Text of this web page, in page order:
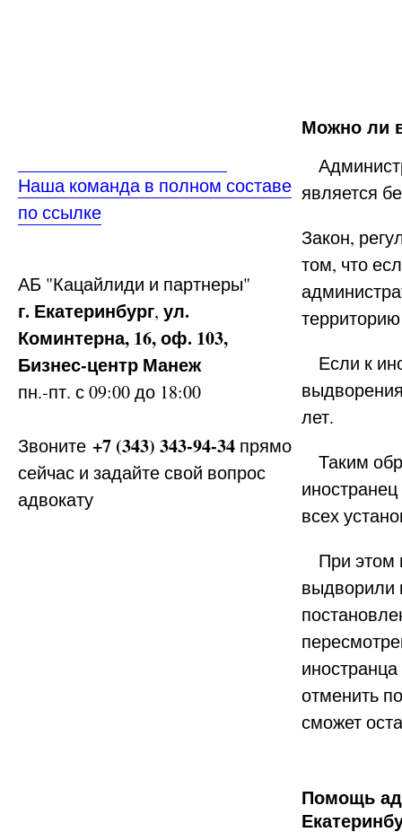
Наша команда в полном составе
по ссылке
АБ "Кацайлиди и партнеры"
г. Екатеринбург, ул.
Коминтерна, 16, оф. 103,
Бизнес-центр Манеж
пн.-пт. с 09:00 до 18:00
Звоните +7 (343) 343-94-34 прямо
сейчас и задайте свой вопрос
адвокату
Можно ли
является
Закон,
том, что
Если к
лет.
Таким
всех
При этом
выдворили
отменить
сможет
Помощь